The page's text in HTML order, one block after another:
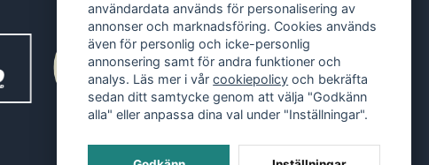
användardata används för personalisering av
annonser och marknadsföring. Cookies används
även för personlig och icke-personlig
annonsering samt för andra funktioner och
analys. Läs mer i vårcookiepolicy och bekräfta
sedan ditt samtycke genom att välja "Godkänn
alla" eller anpassa dina val under "Inställningar".